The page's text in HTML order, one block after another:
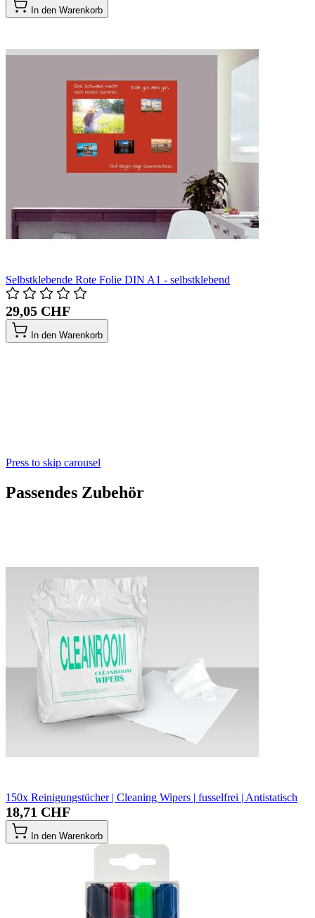
In den Warenkorb
Selbstklebende Rote Folie DIN A1 - selbstklebend
29,05 CHF
In den Warenkorb
Press to skip carousel
Passendes Zubehör
150x Reinigungstücher | Cleaning Wipers | fusselfrei | Antistatisch
18,71 CHF
In den Warenkorb